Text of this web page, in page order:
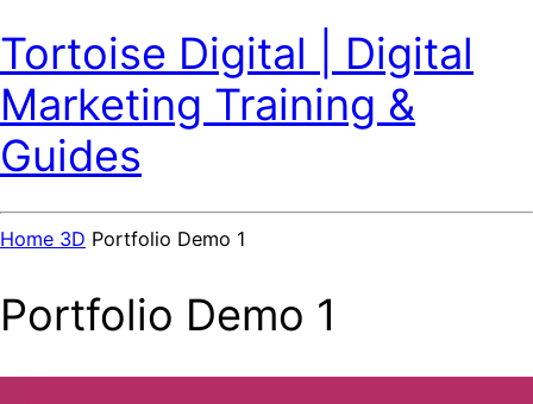
Tortoise Digital | Digital
Marketing Training &
Guides
Home 3D Portfolio Demo 1
Portfolio Demo 1